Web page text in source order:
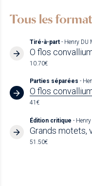
Tous les
Tiré-à-part - Henry DU
O flos
10.70€
Parties séparées -
O flos
41€
Édition critique -
Grands motets,
51.50€